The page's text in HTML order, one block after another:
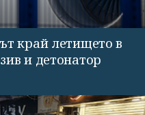
край летището в
и детонатор